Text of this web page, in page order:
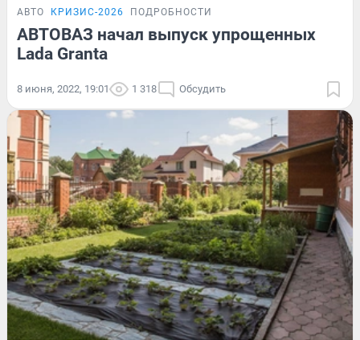
АВТО КРИЗИС-2026 ПОДРОБНОСТИ
АВТОВАЗ начал выпуск упрощенных
Lada Granta
8 июня, 2022, 19:01 1 318 Обсудить